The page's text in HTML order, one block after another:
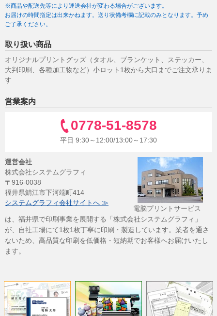
※商品や配送先等により運送会社が変わる場合がございます。
お届けの時間指定は出来かねます。送り状備考欄に記載のみとなります。予め
ご了承ください。
取り扱い商品
オリジナルプリントグッズ（タオル、ブランケット、ステッカー、
大判印刷、各種加工物など）小ロット1枚から大口までご注文承りま
す
営業案内
0778-51-8578
平日 9:30～12:00/13:00～17:30
運営会社
株式会社システムグラフィ
〒916-0038
福井県鯖江市下河端町414
システムグラフィ会社サイトへ ≫
電脳プリントサービス
は、福井県で印刷事業を展開する「株式会社システムグラフィ」
が、自社工場にて1枚1枚丁寧に印刷・製造しています。業者を通さ
ないため、高品質な印刷を低価格・短納期でお客様へお届けいたし
ます。